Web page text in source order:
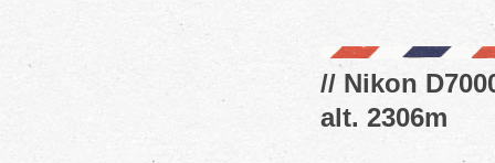
// Nikon
alt. 2306m